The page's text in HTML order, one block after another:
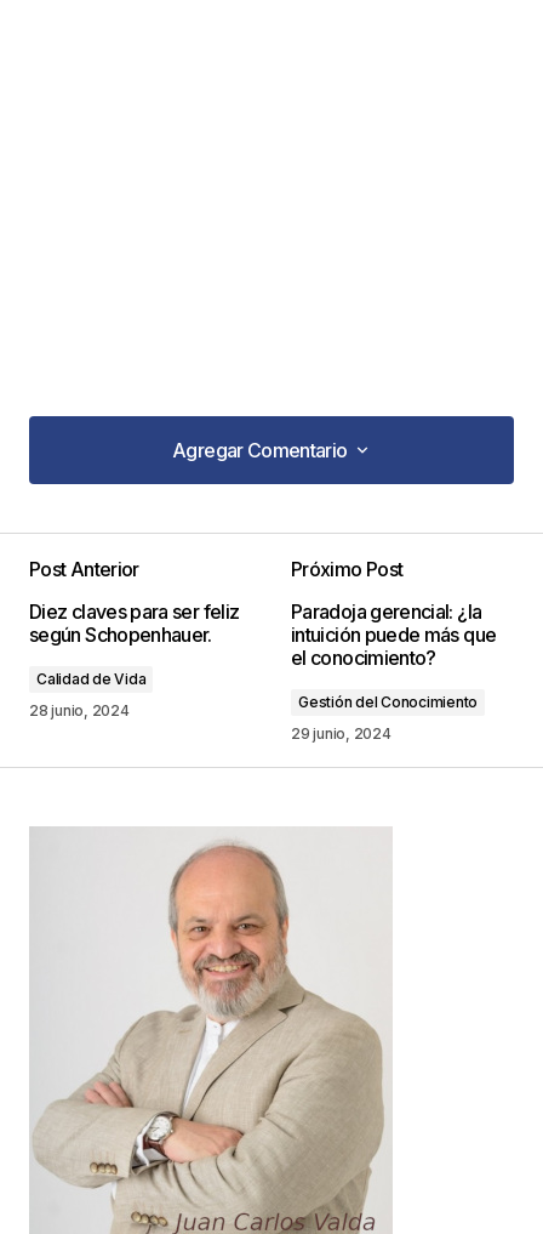
Agregar Comentario
Agregar Comentario
publicada. Los campos obligatorios están
marcados con*
Comentario
*
Guarda mi nombre, correo electrónico y web en
este navegador para la próxima vez que
comente.
Este sitio esta protegido por
reCAPTCHA y laPolítica de
privacidady losTérminos del servicio
de Google se aplican.
Post Anterior
Diez claves para ser feliz
según Schopenhauer.
Calidad de Vida
28 junio, 2024
Próximo Post
Paradoja gerencial: ¿la
intuición puede más que
el conocimiento?
Gestión del Conocimiento
29 junio, 2024